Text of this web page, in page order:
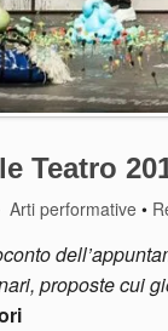
Teatro
Arti performative •
proposte cui